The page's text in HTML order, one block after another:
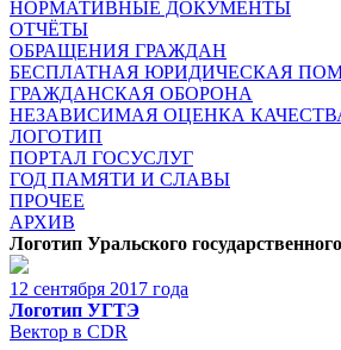
НОРМАТИВНЫЕ ДОКУМЕНТЫ
ОТЧЁТЫ
ОБРАЩЕНИЯ ГРАЖДАН
БЕСПЛАТНАЯ ЮРИДИЧЕСКАЯ
ГРАЖДАНСКАЯ ОБОРОНА
НЕЗАВИСИМАЯ ОЦЕНКА
ЛОГОТИП
ПОРТАЛ ГОСУСЛУГ
ГОД ПАМЯТИ И СЛАВЫ
ПРОЧЕЕ
АРХИВ
Логотип Уральского
12 сентября 2017 года
Логотип УГТЭ
Вектор в CDR